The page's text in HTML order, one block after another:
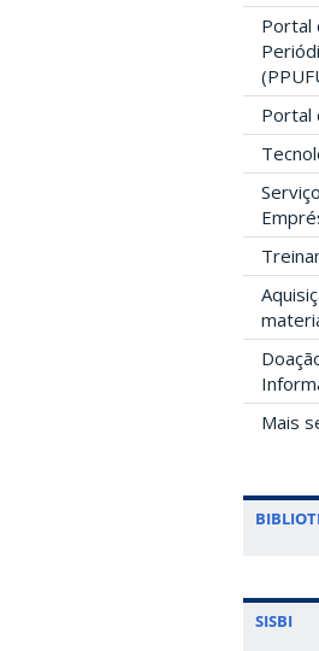
Portal
Portal
Mais
SISBI